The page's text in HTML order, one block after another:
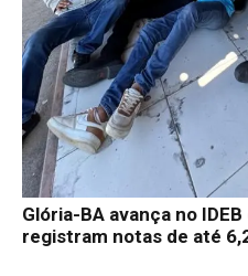
Glória-BA avança no
registram notas de até